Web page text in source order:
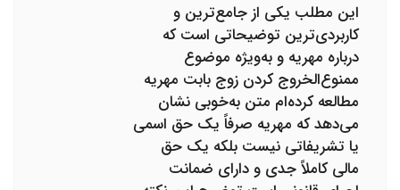
این مطلب یکی از جامع‌ترین و
کاربردی‌ترین توضیحاتی است که
درباره مهریه و به‌ویژه موضوع
ممنوع‌الخروج کردن زوج بابت مهریه
مطالعه کرده‌ام متن به‌خوبی نشان
می‌دهد که مهریه صرفاً یک حق اسمی
یا تشریفاتی نیست بلکه یک حق
مالی کاملاً جدی و دارای ضمانت